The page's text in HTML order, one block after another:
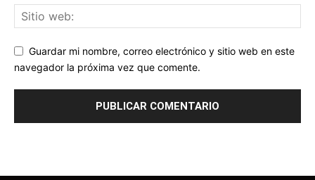
Guardar mi nombre, correo electrónico y sitio web en este
navegador la próxima vez que comente.